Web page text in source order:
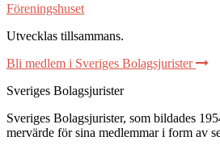
Föreningshuset
Utvecklas tillsammans.
Bli medlem i Sveriges Bolagsjurister
Sveriges Bolagsjurister
Sveriges Bolagsjurister, som bildades
mervärde för sina medlemmar i form av